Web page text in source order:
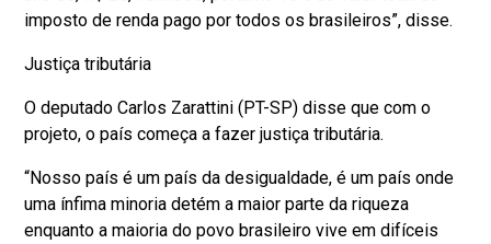
imposto de renda pago por todos os brasileiros”, disse.
Justiça tributária
O deputado Carlos Zarattini (PT-SP) disse que com o
projeto, o país começa a fazer justiça tributária.
“Nosso país é um país da desigualdade, é um país onde
uma ínfima minoria detém a maior parte da riqueza
enquanto a maioria do povo brasileiro vive em difíceis